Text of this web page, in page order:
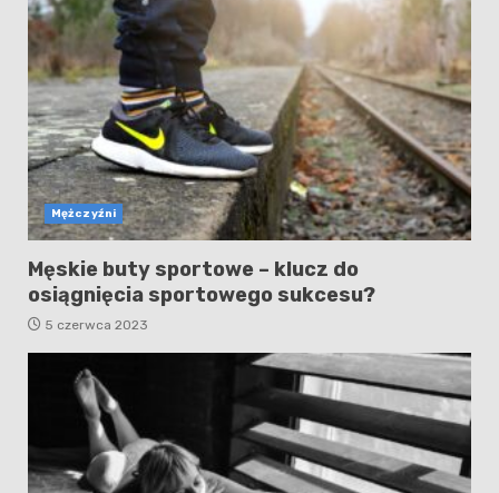
Mężczyźni
Męskie buty sportowe – klucz do
osiągnięcia sportowego sukcesu?
5 czerwca 2023